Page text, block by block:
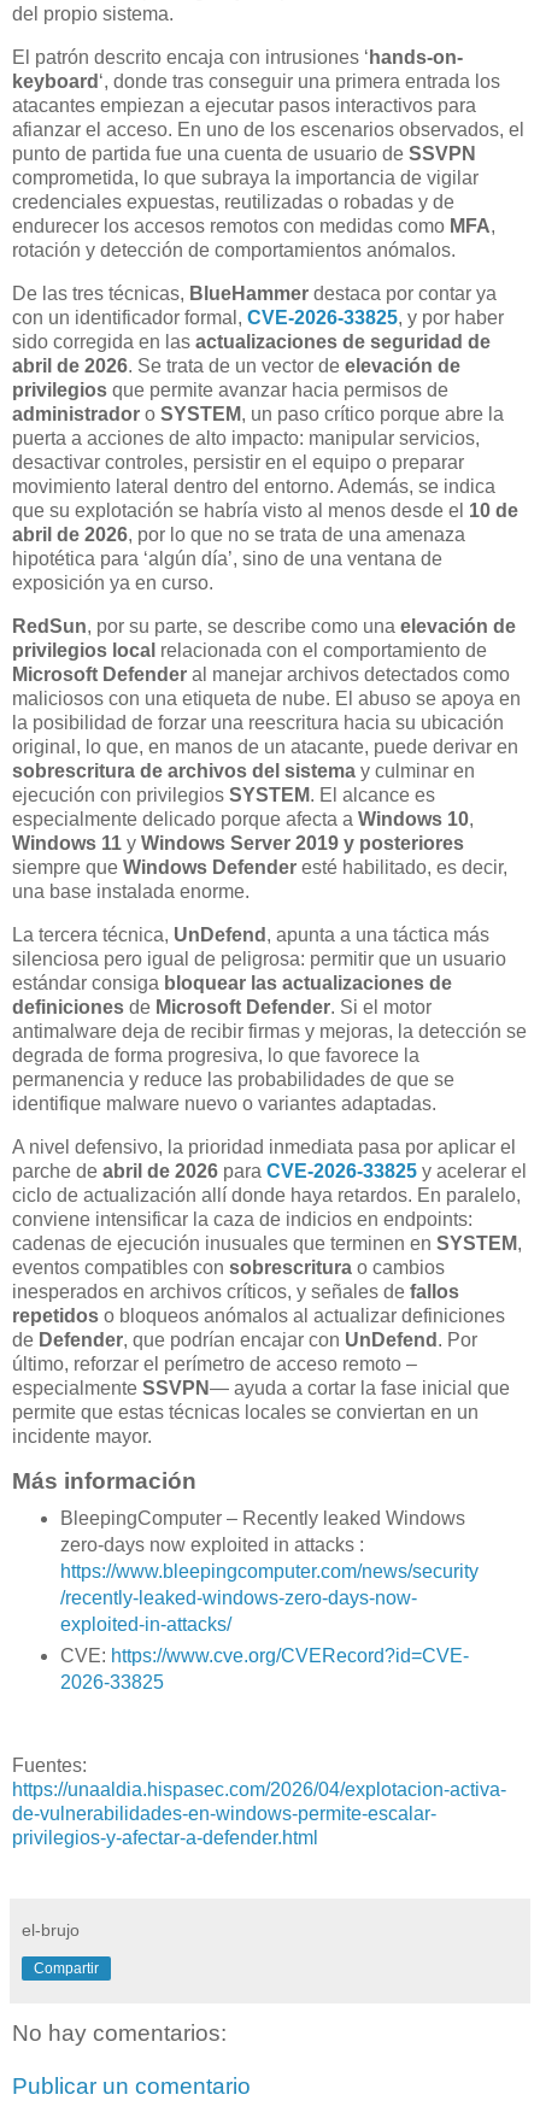
del propio sistema.
El patrón descrito encaja con intrusiones ‘ hands-on-
keyboard ‘, donde tras conseguir una primera entrada los
atacantes empiezan a ejecutar pasos interactivos para
afianzar el acceso. En uno de los escenarios observados, el
punto de partida fue una cuenta de usuario de SSVPN
comprometida, lo que subraya la importancia de vigilar
credenciales expuestas, reutilizadas o robadas y de
endurecer los accesos remotos con medidas como MFA,
rotación y detección de comportamientos anómalos.
De las tres técnicas, BlueHammer destaca por contar ya
con un identificador formal, CVE-2026-33825, y por haber
sido corregida en las actualizaciones de seguridad de
abril de 2026. Se trata de un vector de elevación de
privilegios que permite avanzar hacia permisos de
administrador o SYSTEM, un paso crítico porque abre la
puerta a acciones de alto impacto: manipular servicios,
desactivar controles, persistir en el equipo o preparar
movimiento lateral dentro del entorno. Además, se indica
que su explotación se habría visto al menos desde el 10 de
abril de 2026, por lo que no se trata de una amenaza
hipotética para ‘algún día’, sino de una ventana de
exposición ya en curso.
RedSun, por su parte, se describe como una elevación de
privilegios local relacionada con el comportamiento de
Microsoft Defender al manejar archivos detectados como
maliciosos con una etiqueta de nube. El abuso se apoya en
la posibilidad de forzar una reescritura hacia su ubicación
original, lo que, en manos de un atacante, puede derivar en
sobrescritura de archivos del sistema y culminar en
ejecución con privilegios SYSTEM. El alcance es
especialmente delicado porque afecta a Windows 10,
Windows 11 y Windows Server 2019 y posteriores
siempre que Windows Defender esté habilitado, es decir,
una base instalada enorme.
La tercera técnica, UnDefend , apunta a una táctica más
silenciosa pero igual de peligrosa: permitir que un usuario
estándar consiga bloquear las actualizaciones de
definiciones de Microsoft Defender. Si el motor
antimalware deja de recibir firmas y mejoras, la detección se
degrada de forma progresiva, lo que favorece la
permanencia y reduce las probabilidades de que se
identifique malware nuevo o variantes adaptadas.
A nivel defensivo, la prioridad inmediata pasa por aplicar el
parche de abril de 2026 para CVE-2026-33825 y acelerar el
ciclo de actualización allí donde haya retardos. En paralelo,
conviene intensificar la caza de indicios en endpoints:
cadenas de ejecución inusuales que terminen en SYSTEM,
eventos compatibles con sobrescritura o cambios
inesperados en archivos críticos, y señales de fallos
repetidos o bloqueos anómalos al actualizar definiciones
de Defender, que podrían encajar con UnDefend . Por
último, reforzar el perímetro de acceso remoto –
especialmente SSVPN— ayuda a cortar la fase inicial que
permite que estas técnicas locales se conviertan en un
incidente mayor.
Más información
BleepingComputer – Recently leaked Windows
zero-days now exploited in attacks :
https://www.bleepingcomputer.com/news/security
/recently-leaked-windows-zero-days-now-
exploited-in-attacks/
CVE: https://www.cve.org/CVERecord?id=CVE-
2026-33825
Fuentes:
https://unaaldia.hispasec.com/2026/04/explotacion-activa-
de-vulnerabilidades-en-windows-permite-escalar-
privilegios-y-afectar-a-defender.html
el-brujo
Compartir
No hay comentarios:
Publicar un comentario